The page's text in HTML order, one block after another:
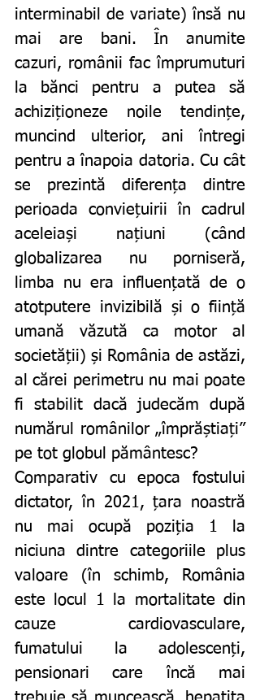
interminabil de variate) însă nu
mai are bani. În anumite
cazuri, românii fac împrumuturi
la bănci pentru a putea să
achiziționeze noile tendințe,
muncind ulterior, ani întregi
pentru a înapoia datoria. Cu cât
se prezintă diferența dintre
perioada conviețuirii în cadrul
aceleiași națiuni (când
globalizarea nu porniseră,
limba nu era influențată de o
atotputere invizibilă și o ființă
umană văzută ca motor al
societății) și România de astăzi,
al cărei perimetru nu mai poate
fi stabilit dacă judecăm după
numărul românilor „împrăștiați”
pe tot globul pământesc?
Comparativ cu epoca fostului
dictator, în 2021, țara noastră
nu mai ocupă poziția 1 la
niciuna dintre categoriile plus
valoare (în schimb, România
este locul 1 la mortalitate din
cauze cardiovasculare,
fumatului la adolescenți,
pensionari care încă mai